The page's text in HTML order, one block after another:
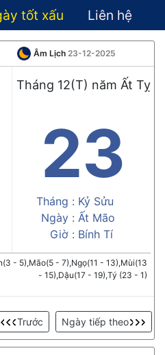
tốt xấu Liên hệ
Âm Lịch 23-12-2025
Tháng 12(T) năm Ất Tỵ
23
Tháng : Kỷ Sửu
Ngày : Ất Mão
Giờ : Bính Tí
- 5),Mão(5 - 7),Ngọ(11 - 13),Mùi(13
- 15),Dậu(17 - 19),Tý (23 - 1)
Ngày tiếp theo
Trước